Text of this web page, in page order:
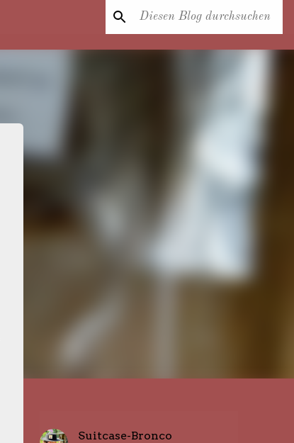
Suitcase-Bronco